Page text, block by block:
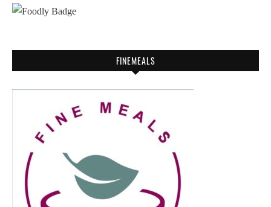
FINEMEALS